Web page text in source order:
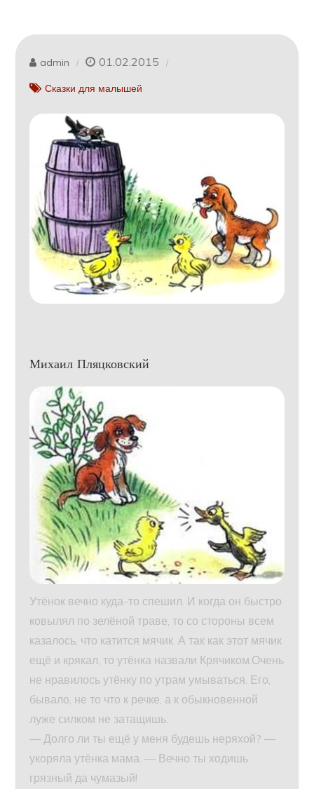
admin 01.02.2015
Сказки для малышей
Михаил Пляцковский
Утёнок вечно куда-то спешил. И когда он быстро
ковылял по зелёной траве, то со стороны всем
казалось, что катится мячик. А так как этот мячик
ещё и крякал, то утёнка назвали Крячиком.Очень
не нравилось утёнку по утрам умываться. Его,
бывало, не то что к речке, а к обыкновенной
луже силком не затащишь.
— Долго ли ты ещё у меня будешь неряхой? —
укоряла утёнка мама. — Вечно ты ходишь
грязный да чумазый!